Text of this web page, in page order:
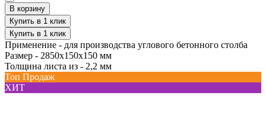
В корзину
Купить в 1 клик
Купить в 1 клик
Применение - для производства углового бетонного столба
Размер - 2850х150х150 мм
Толщина листа из - 2,2 мм
Топ Продаж
ХИТ